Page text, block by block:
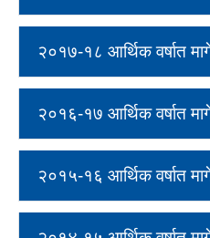
२०१७-१८ आर्थिक वर्षात
२०१६-१७ आर्थिक वर्षात
२०१५-१६ आर्थिक वर्षात